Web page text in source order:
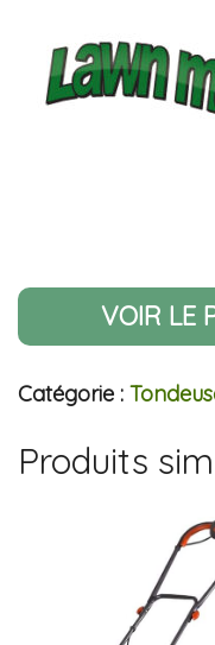
VOIR LE
Catégorie :
Produits